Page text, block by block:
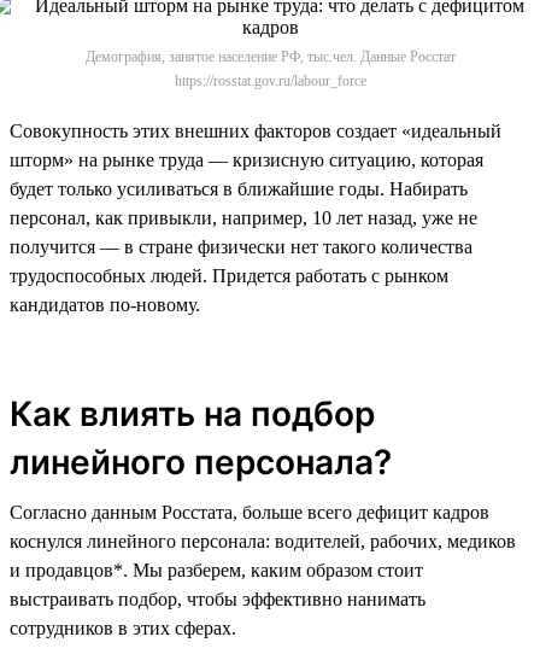
Демография, занятое население РФ, тыс.чел. Данные Росстат
https://rosstat.gov.ru/labour_force
Совокупность этих внешних факторов создает «идеальный
шторм» на рынке труда — кризисную ситуацию, которая
будет только усиливаться в ближайшие годы. Набирать
персонал, как привыкли, например, 10 лет назад, уже не
получится — в стране физически нет такого количества
трудоспособных людей. Придется работать с рынком
кандидатов по-новому.
Как влиять на подбор
линейного персонала?
Согласно данным Росстата, больше всего дефицит кадров
коснулся линейного персонала: водителей, рабочих, медиков
и продавцов*. Мы разберем, каким образом стоит
выстраивать подбор, чтобы эффективно нанимать
сотрудников в этих сферах.